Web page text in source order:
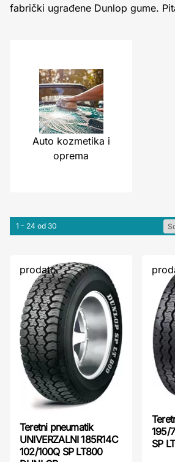
fabrički ugrađene Dunlop gume.
Auto kozmetika i
oprema
1 - 24 od 30
prodato
Teretni pneumatik
UNIVERZALNI 185R14C
102/100Q SP LT800
195/
SP